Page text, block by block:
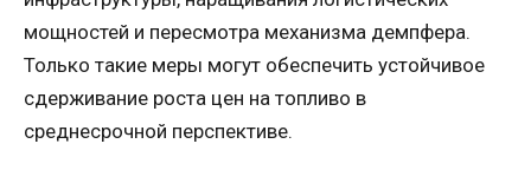
мощностей и пересмотра механизма демпфера.
Только такие меры могут обеспечить устойчивое
сдерживание роста цен на топливо в
среднесрочной перспективе.